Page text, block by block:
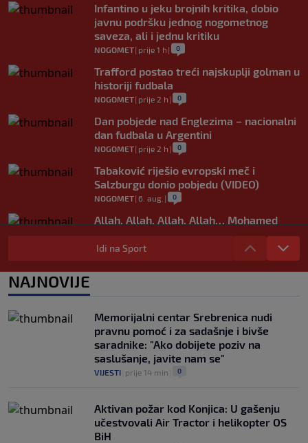
Infantino u jeku brojnih kritika, dobio
javnu podršku jednog nogometnog
saveza, ali i jednu kritiku
NOGOMET| prije 1 h | 0
Trafford postao treći najskuplji golman u
historiji fudbala
NOGOMET| prije 2 h | 0
Dan pobjede nad Englezima – nacionalni
dan fudbala u Argentini
NOGOMET| prije 2 h | 0
Tabaković riješio evropski meč i
Salzburgu donio pobjedu (VIDEO)
NOGOMET| 6. aug. | 0
Allah, Allah, Allah, Allah… Mohamed
NOGOMET|6. aug.
Tok meča | Borac 1-0 Vitebsk: Borac
Idi na Sport
NAJNOVIJE
Memorijalni centar Srebrenica nudi
pravnu pomoć i za sadašnje i bivše
saradnike: "Ako dobijete poziv na
saslušanje, javite nam se"
VIJESTI prije 14 min 0
Aktivan požar kod Konjica: U gašenju
učestvovali Air Tractor i helikopter OS
BiH